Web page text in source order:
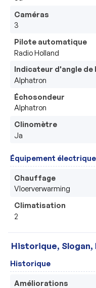
Caméras
3
Pilote automatique
Radio Holland
Indicateur d'angle de
Alphatron
Échosondeur
Alphatron
Clinomètre
Ja
Équipement électrique
Chauffage
Vloerverwarming
Climatisation
2
Historique, Slogan,
Historique
Améliorations